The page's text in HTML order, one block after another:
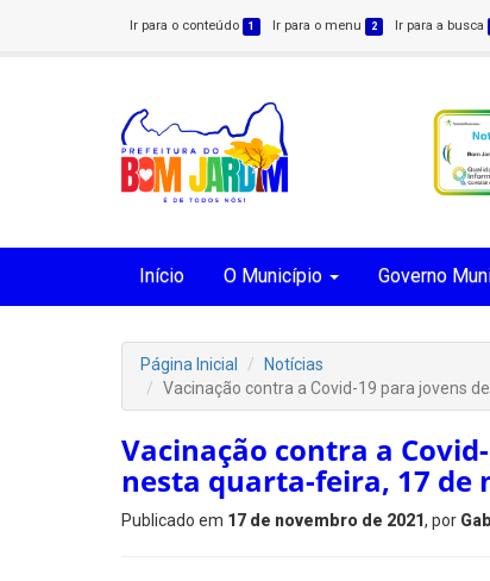
Ir para o conteúdo 1 Ir para o menu 2 Ir para a busca
Início O Município Governo
Página Inicial
Notícias
Vacinação contra a Covid-19 para jovens
Vacinação contra a
nesta quarta-feira, 17 de
Publicado em 17 de novembro de 2021, por